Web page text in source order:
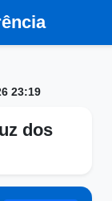
23:19
dos